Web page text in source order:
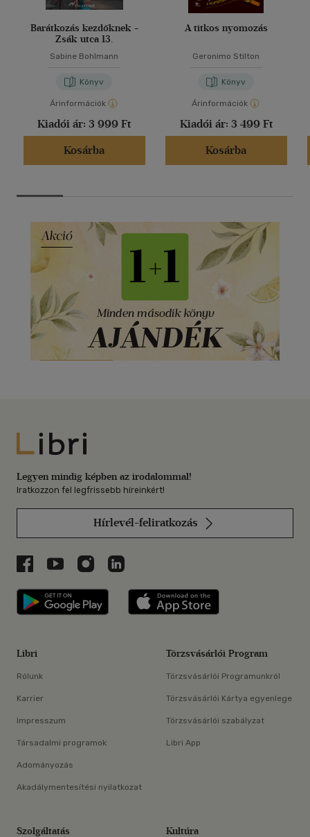
Barátkozás kezdőknek -
Zsák utca 13.
Sabine Bohlmann
Könyv
Árinformációk
Kiadói ár: 3 999 Ft
Kosárba
A titkos nyomozás
Geronimo Stilton
Könyv
Árinformációk
Kiadói ár: 3 499 Ft
Kosárba
Libri
Legyen mindig képben az irodalommal!
Iratkozzon fel legfrissebb híreinkért!
Hírlevél-feliratkozás
Libri a Facebookon
Libri a Youtube-on
Libri az Instagramon
Libri a LinkedInen
Libri applikáció Szerezd meg: Google
Libri
Rólunk
Karrier
Impresszum
Társadalmi programok
Adományozás
Akadálymentesítési nyilatkozat
Törzsvásárlói Program
Törzsvásárlói Programunkról
Törzsvásárlói Kártya egyenlege
Törzsvásárlói szabályzat
Libri App
Szolgáltatás Kultúra